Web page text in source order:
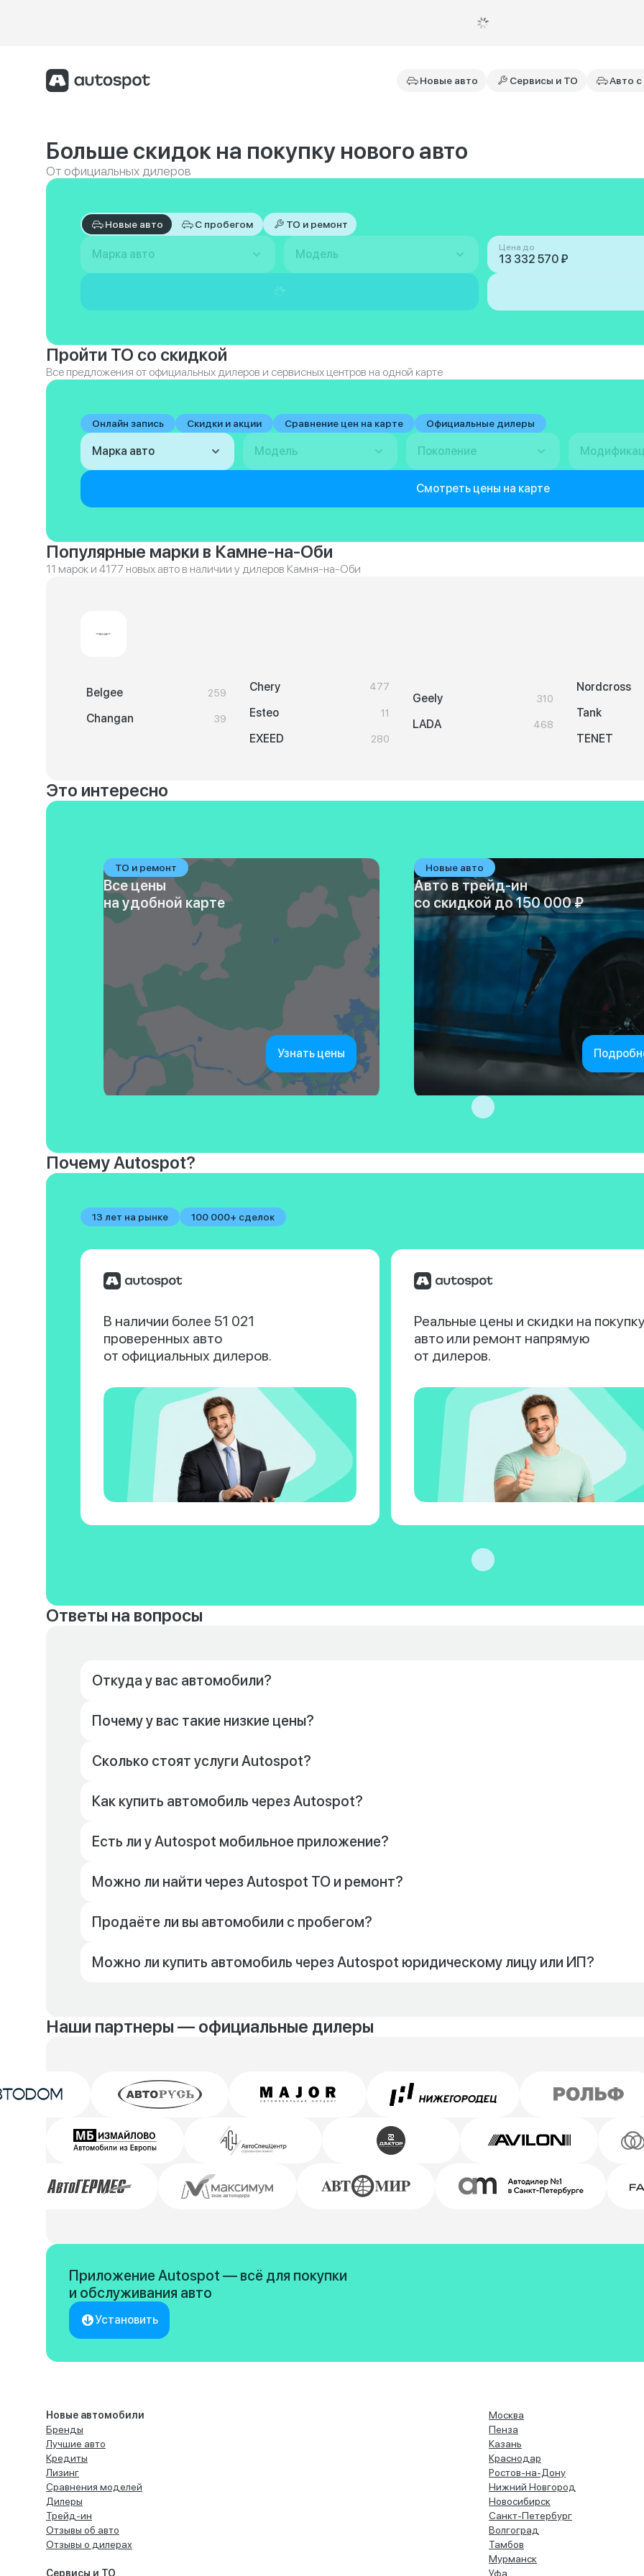
Новые авто Сервисы и ТО Авто
Больше скидок на покупку нового авто
От официальных дилеров
Новые авто С пробегом ТО и ремонт
Марка авто Модель Цена до
Пройти ТО со скидкой
Все предложения от официальных дилеров и сервисных центров на одной карте
Онлайн запись Скидки и акции Сравнение цен на карте Официальные дилеры
Марка авто Модель Поколение
Смотреть цены на карте
Популярные марки в Камне-на-Оби
11 марок и 4177 новых авто в наличии у дилеров Камня-на-Оби
Belgee 259
Changan 39
Chery 477
Esteo 11
EXEED 280
Geely 310
LADA 468
Nordcross
Tank
TENET
Это интересно
ТО и ремонт
Все цены
на удобной карте
Узнать цены
Новые авто
Авто в трейд-ин
со скидкой до 150 000 ₽
Почему Autospot?
13 лет на рынке 100 000+ сделок
В наличии более 51 021
проверенных авто
от официальных дилеров.
Реальные цены и скидки на
авто или ремонт напрямую
от дилеров.
Ответы на вопросы
Откуда у вас автомобили?
Почему у вас такие низкие цены?
Сколько стоят услуги Autospot?
Как купить автомобиль через Autospot?
Есть ли у Autospot мобильное приложение?
Можно ли найти через Autospot ТО и ремонт?
Продаёте ли вы автомобили с пробегом?
Можно ли купить автомобиль через Autospot юридическому лицу или ИП?
Наши партнеры — официальные дилеры
Приложение Autospot — всё для покупки
и обслуживания авто
Установить
Новые автомобили
Бренды
Лучшие авто
Кредиты
Лизинг
Сравнения моделей
Дилеры
Трейд-ин
Отзывы об авто
Отзывы о дилерах
Сервисы и ТО
Москва
Пенза
Казань
Краснодар
Ростов-на-Дону
Нижний Новгород
Новосибирск
Санкт-Петербург
Волгоград
Тамбов
Мурманск
Уфа